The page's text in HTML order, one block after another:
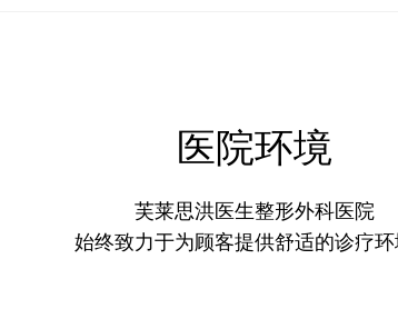
医院环境
芙莱思洪医生整形外科医院
始终致力于为顾客提供舒适的诊疗环